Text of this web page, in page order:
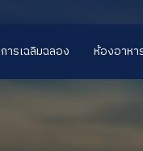
การเฉลิมฉลอง ห้องอาหา